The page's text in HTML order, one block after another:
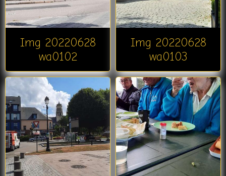
Img 20220628
wa0102
Img 20220628
wa0103